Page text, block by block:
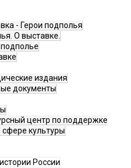
- Герои подполья
О выставке.
издания
документы
центр по поддержке
культуры
России